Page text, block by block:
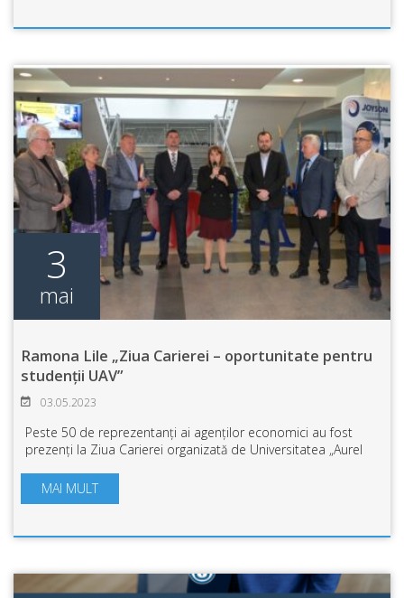
3
mai
Ramona Lile „Ziua Carierei – oportunitate pentru
studenții UAV”
03.05.2023
Peste 50 de reprezentanți ai agenților economici au fost
prezenți la Ziua Carierei organizată de Universitatea „Aurel
Industrie și Agricultură Ar...
MAI MULT